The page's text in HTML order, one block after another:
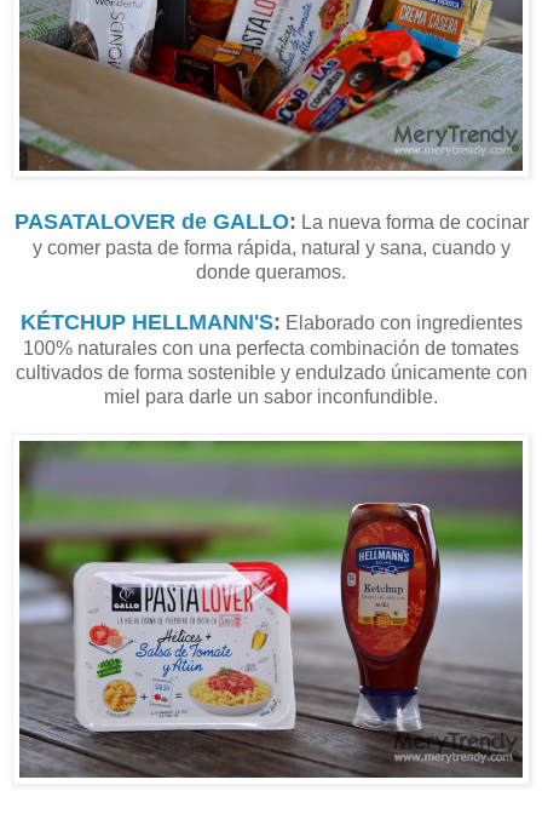
PASATALOVER de GALLO: La nueva forma de cocinar
y comer pasta de forma rápida, natural y sana, cuando y
donde queramos.
KÉTCHUP HELLMANN'S: Elaborado con ingredientes
100% naturales con una perfecta combinación de tomates
cultivados de forma sostenible y endulzado únicamente con
miel para darle un sabor inconfundible.